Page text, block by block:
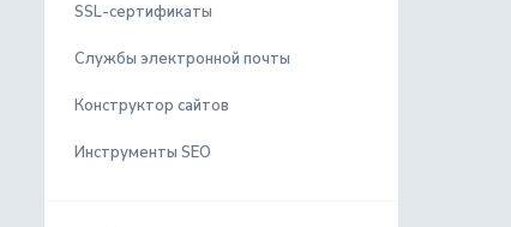
SSL-сертификаты
Службы электронной почты
Конструктор сайтов
Инструменты SEO